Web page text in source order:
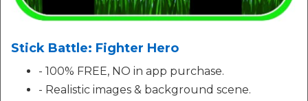
Stick Battle: Fighter Hero
- 100% FREE, NO in app purchase.
- Realistic images & background scene.